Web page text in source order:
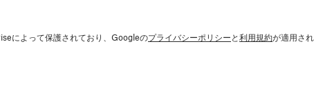
によって保護されており、Googleのプライバシーポリシーと利用規約が適用され